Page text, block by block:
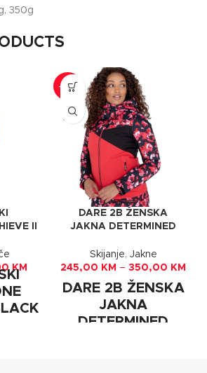
350g
II
KM
-30%
SOLD
OUT
DARE 2B ŽENSKA
JAKNA DETERMINED
Skijanje, Jakne
245,00 KM – 350,00 KM
DARE 2B ŽENSKA
JAKNA
DETERMINED